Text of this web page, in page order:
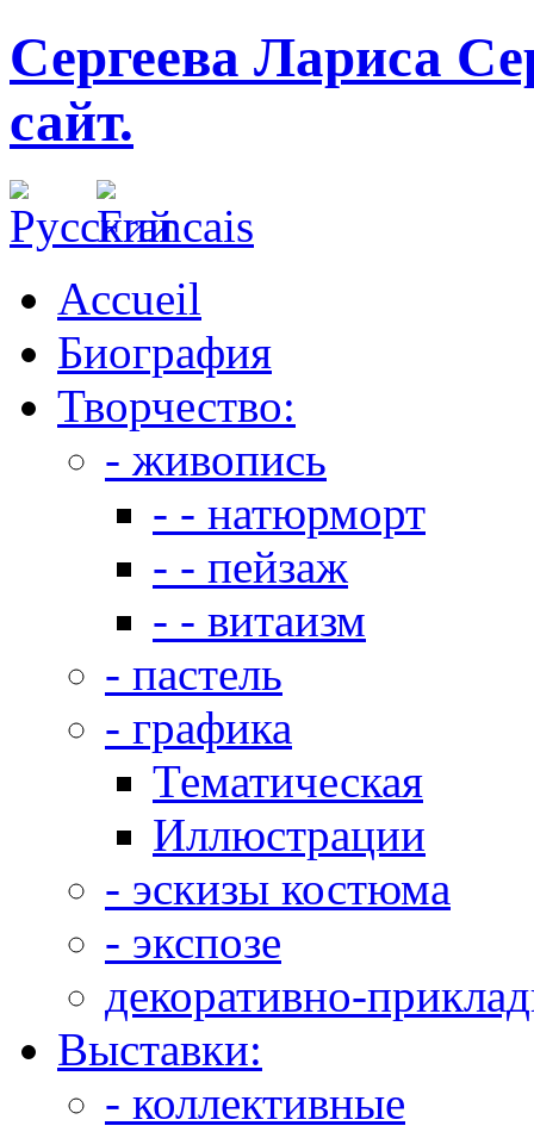
Сергеева Лариса
сайт.
Accueil
Биография
Творчество:
- живопись
- - натюрморт
- - пейзаж
- - витаизм
- пастель
- графика
Тематическая
Иллюстрации
- эскизы костюма
- экспозе
декоративно-
Выставки:
- коллективные